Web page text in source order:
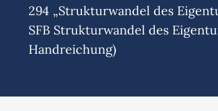
294 „Strukturwandel des
SFB Strukturwandel des
Handreichung)